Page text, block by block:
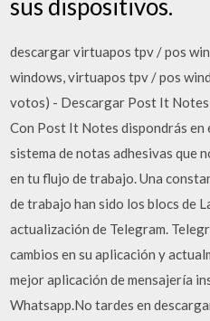
sus dispositivos.
descargar virtuapos tpv / pos
windows, virtuapos tpv / pos
votos) - Descargar Post It
Con Post It Notes dispondrás
sistema de notas adhesivas que
en tu flujo de trabajo. Una
de trabajo han sido los blocs de
actualización de Telegram.
cambios en su aplicación y
mejor aplicación de mensajería
Whatsapp.No tardes en